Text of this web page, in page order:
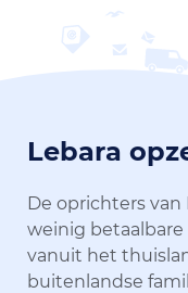
Lebara
De oprichters
weinig
vanuit het
buitenlandse